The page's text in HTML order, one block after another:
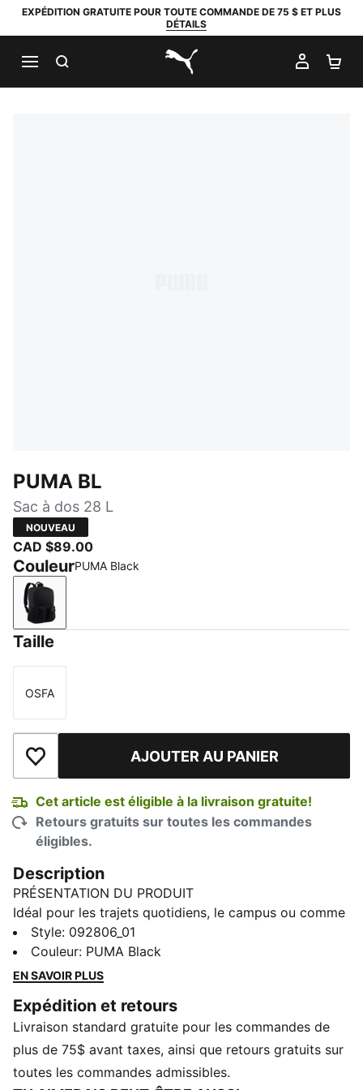
EXPÉDITION GRATUITE POUR TOUTE COMMANDE DE 75 $ ET PLUS
DÉTAILS
PUMA.com
MON
PUMA BL
Sac à dos 28 L
NOUVEAU
CAD $89.00
CouleurPUMA Black
PUMA Black
Taille
Taille
OSFA
Ajouter à la liste de souhaits
AJOUTER AU PANIER
Cet article est éligible à la livraison gratuite!
Retours gratuits sur toutes les commandes
éligibles.
Description
PRÉSENTATION DU PRODUIT
Idéal pour les trajets quotidiens, le campus ou comme
bagage à main en voyage, le sac à dos PUMA
Everyday est un sac fiable doté de bretelles
rembourrées confortables. Les rangements
ordinateur portable, des poches intérieures ouvertes
et une poche avant zippée pour un accès facile.
CARACTÉRISTIQUES ET AVANTAGES
Fabriqué à partir d'au moins 50 % de matériaux
Style: 092806_01
Couleur: PUMA Black
EN SAVOIR PLUS
Expédition et retours
Livraison standard gratuite pour les commandes de
plus de 75$ avant taxes, ainsi que retours gratuits sur
toutes les commandes admissibles.